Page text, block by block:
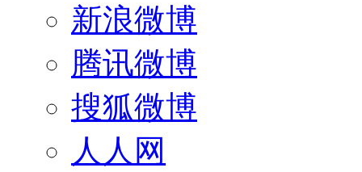
新浪微博
腾讯微博
搜狐微博
人人网